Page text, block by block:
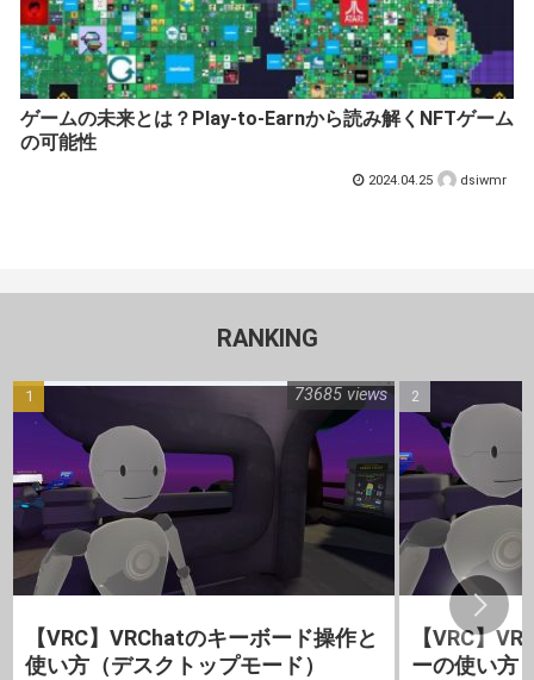
ゲームの未来とは？Play-to-Earnから読み解くNFTゲーム
の可能性
2024.04.25 dsiwmr
RANKING
【VRC】VRChatのキーボード操作と
使い方（デスクトップモード）
73685 views
【VRC】
ーの使い方